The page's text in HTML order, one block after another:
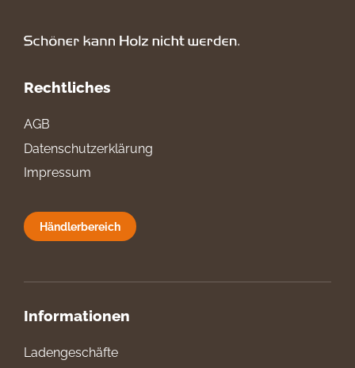
Rechtliches
AGB
Datenschutzerklärung
Impressum
Händlerbereich
Informationen
Ladengeschäfte